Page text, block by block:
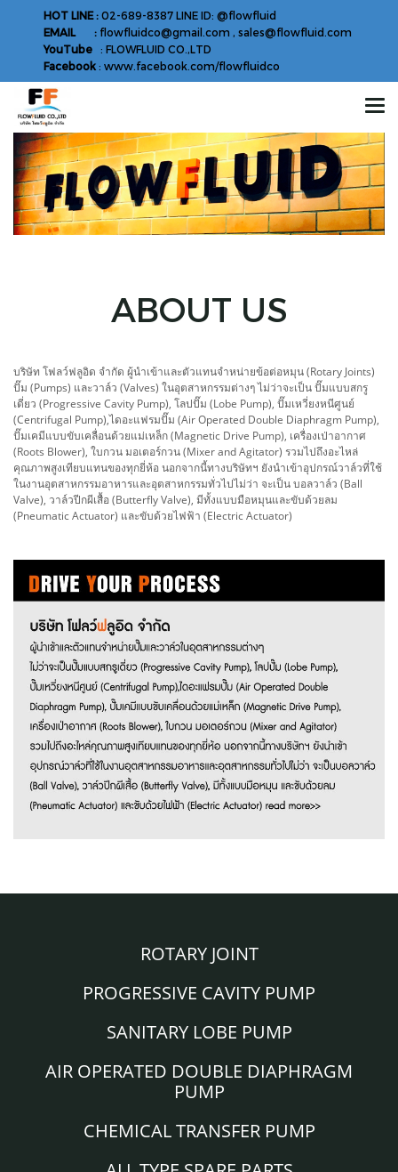
HOT LINE : 02-689-8387 LINE ID: @flowfluid
EMAIL : flowfluidco@gmail.com , sales@flowfluid.com
YouTube : FLOWFLUID CO.,LTD
Facebook : www.facebook.com/flowfluidco
ABOUT US
บริษัท โฟลว์ฟลูอิด จำกัด ผู้นำเข้าและตัวแทนจำหน่ายข้อต่อหมุน (Rotary Joints)
ปั๊ม (Pumps) และวาล์ว (Valves) ในอุตสาหกรรมต่างๆ ไม่ว่าจะเป็น ปั๊มแบบสกรู
เดี่ยว (Progressive Cavity Pump), โลปปั๊ม (Lobe Pump), ปั๊มเหวี่ยงหนีศูนย์
(Centrifugal Pump),ไดอะแฟรมปั๊ม (Air Operated Double Diaphragm Pump),
ปั๊มเคมีแบบขับเคลื่อนด้วยแม่เหล็ก (Magnetic Drive Pump), เครื่องเป่าอากาศ
(Roots Blower), ใบกวน มอเตอร์กวน (Mixer and Agitator) รวมไปถึงอะไหล่
คุณภาพสูงเทียบแทนของทุกยี่ห้อ นอกจากนี้ทางบริษัทฯ ยังนำเข้าอุปกรณ์วาล์วที่ใช้
ในงานอุตสาหกรรมอาหารและอุตสาหกรรมทั่วไปไม่ว่า จะเป็น บอลวาล์ว (Ball
Valve), วาล์วปีกผีเสื้อ (Butterfly Valve), มีทั้งแบบมือหมุนและขับด้วยลม
(Pneumatic Actuator) และขับด้วยไฟฟ้า (Electric Actuator)
ROTARY JOINT
PROGRESSIVE CAVITY PUMP
SANITARY LOBE PUMP
AIR OPERATED DOUBLE DIAPHRAGM
PUMP
CHEMICAL TRANSFER PUMP